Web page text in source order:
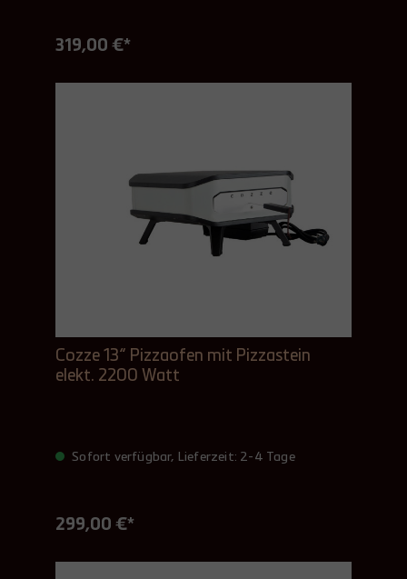
319,00 €*
Cozze 13“ Pizzaofen mit Pizzastein
elekt. 2200 Watt
Sofort verfügbar, Lieferzeit: 2-4 Tage
299,00 €*